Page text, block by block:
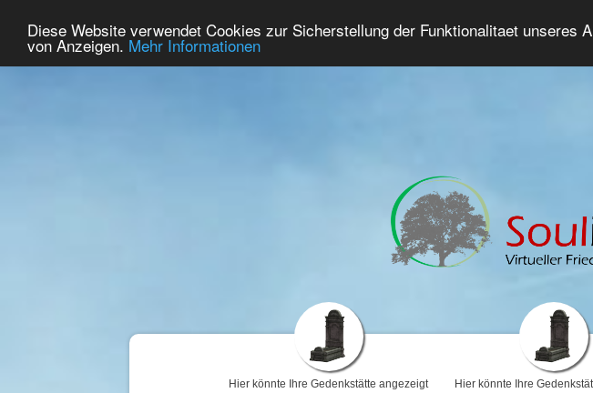
Diese Website verwendet Cookies zur Sicherstellung der Funktionalitaet
von Anzeigen. Mehr Informationen
Home Premium Gedenken Trauerforum
Hier könnte Ihre Gedenkstätte angezeigt
Hier könnte Ihre